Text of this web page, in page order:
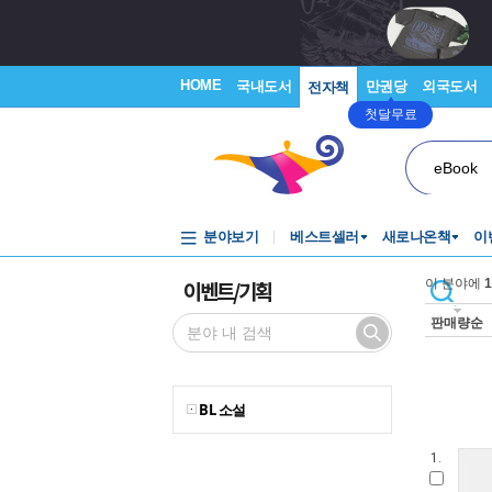
HOME 국내도서 전자책 만권당
첫달무료
외국도서
eBook
분야보기 베스트셀러 새로나온책 이
이벤트/기획
BL 소설
이 분야에
판매량순
1.